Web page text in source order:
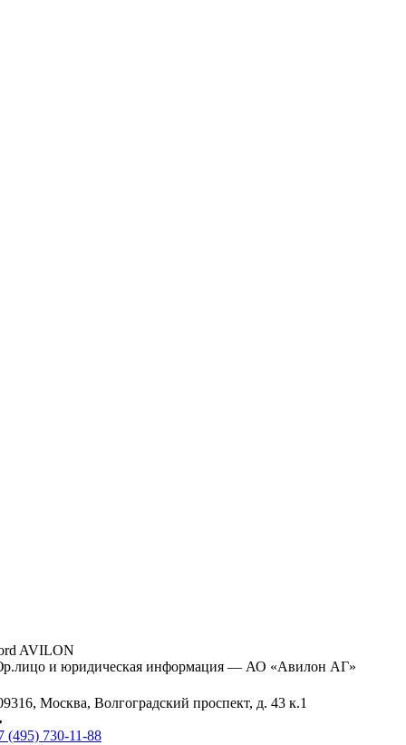
AVILON
и юридическая информация — АО «Авилон АГ»
Москва, Волгоградский проспект, д. 43 к.1
(495) 730-11-88